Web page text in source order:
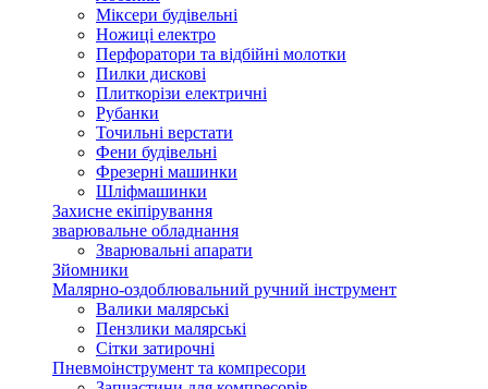
Міксери будівельні
Ножиці електро
Перфоратори та відбійні молотки
Пилки дискові
Плиткорізи електричні
Рубанки
Точильні верстати
Фени будівельні
Фрезерні машинки
Шліфмашинки
Захисне екіпірування
зварювальне обладнання
Зварювальні апарати
Зйомники
Малярно-оздоблювальний ручний інструмент
Валики малярські
Пензлики малярські
Сітки затирочні
Пневмоінструмент та компресори